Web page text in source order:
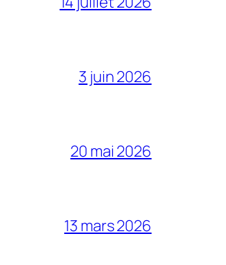
3 juin 2026
20 mai 2026
13 mars 2026